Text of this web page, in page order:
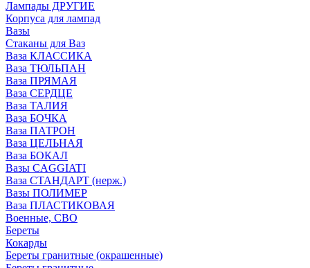
Лампады ДРУГИЕ
Корпуса для лампад
Вазы
Стаканы для Ваз
Ваза КЛАССИКА
Ваза ТЮЛЬПАН
Ваза ПРЯМАЯ
Ваза СЕРДЦЕ
Ваза ТАЛИЯ
Ваза БОЧКА
Ваза ПАТРОН
Ваза ЦЕЛЬНАЯ
Ваза БОКАЛ
Вазы CAGGIATI
Ваза СТАНДАРТ (нерж.)
Вазы ПОЛИМЕР
Ваза ПЛАСТИКОВАЯ
Военные, СВО
Береты
Кокарды
Береты гранитные (окрашенные)